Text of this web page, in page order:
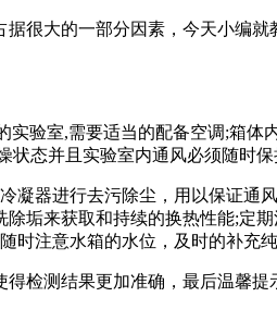
很大的一部分因素，今天小编
室,需要适当的配备空调;箱体
态并且实验室内通风必须随时保
器进行去污除尘，用以保证通
垢来获取和持续的换热性能;定
时注意水箱的水位，及时的补充纯
检测结果更加准确，最后温馨